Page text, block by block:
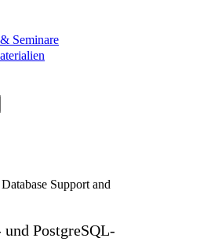
Seminare
PostgreSQL-